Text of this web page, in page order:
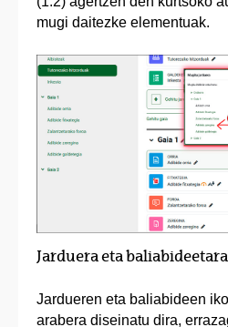
mugi daitezke elementuak.
Jarduera eta
Jardueren eta baliabideen
arabera diseinatu dira,